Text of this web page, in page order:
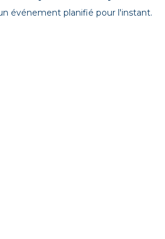
événement planifié pour l'instant.